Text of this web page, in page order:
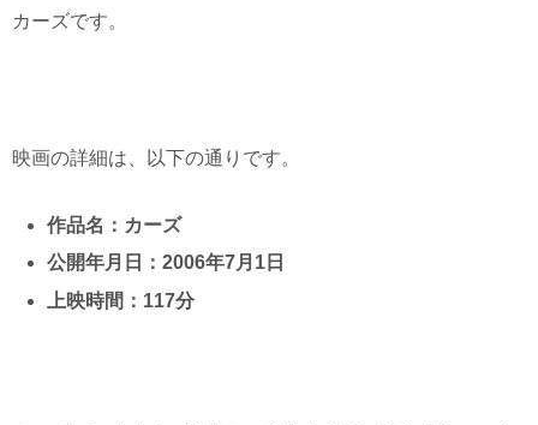
カーズです。
映画の詳細は、以下の通りです。
作品名：カーズ
公開年月日：2006年7月1日
上映時間：117分